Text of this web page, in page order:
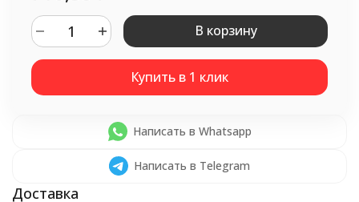
В корзину
Написать в Whatsapp
Написать в Telegram